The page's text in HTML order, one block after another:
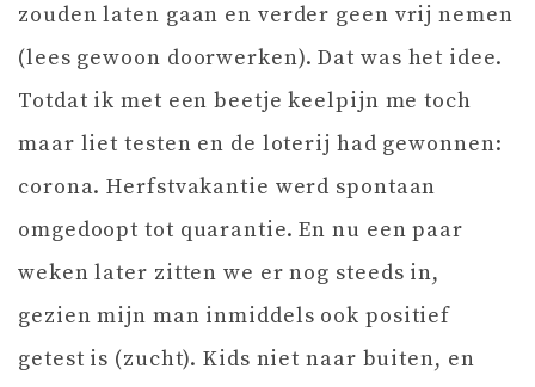
zouden laten gaan en verder geen vrij nemen
(lees gewoon doorwerken). Dat was het idee.
Totdat ik met een beetje keelpijn me toch
maar liet testen en de loterij had gewonnen:
corona. Herfstvakantie werd spontaan
omgedoopt tot quarantie. En nu een paar
weken later zitten we er nog steeds in,
gezien mijn man inmiddels ook positief
getest is (zucht). Kids niet naar buiten, en